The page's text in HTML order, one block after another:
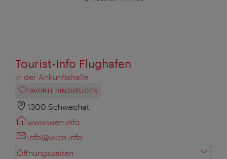
Tourist-Info Flughafen
in der Ankunftshalle
FAVORIT HINZUFÜGEN
1300 Schwechat
www.wien.info
info@wien.info
Öffnungszeiten